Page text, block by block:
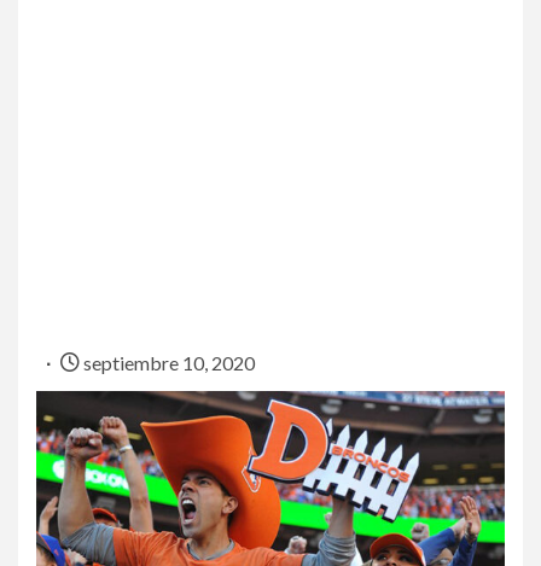
septiembre 10, 2020